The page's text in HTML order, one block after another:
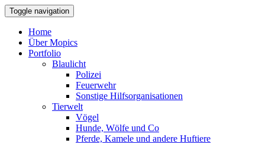
Toggle navigation
Home
Über Mopics
Portfolio
Blaulicht
Polizei
Feuerwehr
Sonstige Hilfsorganisationen
Tierwelt
Vögel
Hunde, Wölfe und Co
Pferde, Kamele und andere Huftiere